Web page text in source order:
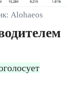
Alohaeos